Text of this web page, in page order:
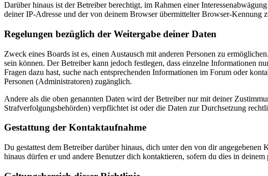
Darüber hinaus ist der Betreiber berechtigt, im Rahmen einer
deiner IP-Adresse und der von deinem Browser übermittelter Browser-
Regelungen bezüglich der Weitergabe deiner Daten
Zweck eines Boards ist es, einen Austausch mit anderen Personen zu
sein können. Der Betreiber kann jedoch festlegen, dass einzelne Informationen
Fragen dazu hast, suche nach entsprechenden Informationen im Forum oder
Personen (Administratoren) zugänglich.
Andere als die oben genannten Daten wird der Betreiber nur mit deiner
Strafverfolgungsbehörden) verpflichtet ist oder die Daten zur Durchsetzung
Gestattung der Kontaktaufnahme
Du gestattest dem Betreiber darüber hinaus, dich unter den von dir
hinaus dürfen er und andere Benutzer dich kontaktieren, sofern du dies in deinem